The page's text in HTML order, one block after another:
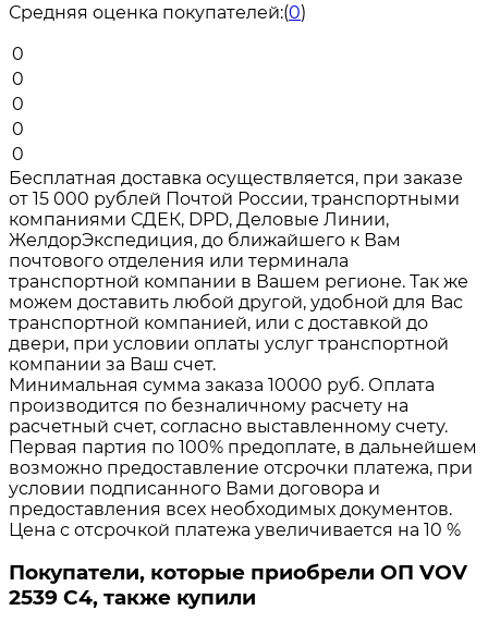
Средняя оценка покупателей:(0)
0
0
0
0
0
Бесплатная доставка осуществляется, при заказе
от 15 000 рублей Почтой России, транспортными
компаниями СДЕК, DPD, Деловые Линии,
ЖелдорЭкспедиция, до ближайшего к Вам
почтового отделения или терминала
транспортной компании в Вашем регионе. Так же
можем доставить любой другой, удобной для Вас
транспортной компанией, или с доставкой до
двери, при условии оплаты услуг транспортной
компании за Ваш счет.
Минимальная сумма заказа 10000 руб. Оплата
производится по безналичному расчету на
расчетный счет, согласно выставленному счету.
Первая партия по 100% предоплате, в дальнейшем
возможно предоставление отсрочки платежа, при
условии подписанного Вами договора и
предоставления всех необходимых документов.
Цена с отсрочкой платежа увеличивается на 10 %
Покупатели, которые приобрели ОП VOV
2539 C4, также купили